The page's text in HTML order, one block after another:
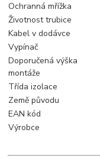
Ochranná mřížka
Životnost trubice
Kabel v dodávce
Vypínač
Doporučená výška
montáže
Třída izolace
Země původu
EAN kód
Výrobce